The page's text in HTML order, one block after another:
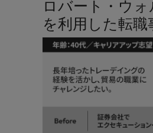
ロバート・ウ
を利用した転職